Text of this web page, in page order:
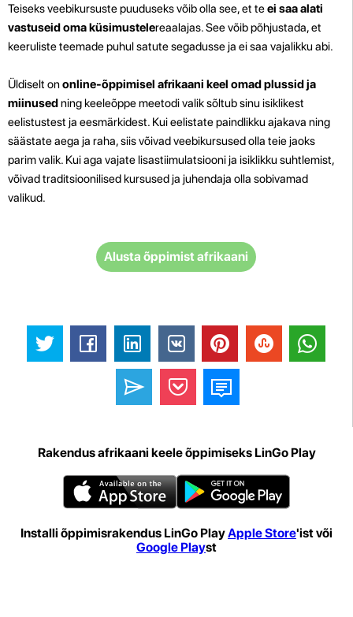
Teiseks veebikursuste puuduseks võib olla see, et teei saa alati
vastuseid oma küsimustelereaalajas. See võib põhjustada, et
keeruliste teemade puhul satute segadusse ja ei saa vajalikku abi.
Üldiselt ononline-õppimisel afrikaani keel omad plussid ja
miinusedning keeleõppe meetodi valik sõltub sinu isiklikest
eelistustest ja eesmärkidest. Kui eelistate paindlikku ajakava ning
säästate aega ja raha, siis võivad veebikursused olla teie jaoks
parim valik. Kui aga vajate lisastiimulatsiooni ja isiklikku suhtlemist,
võivad traditsioonilised kursused ja juhendaja olla sobivamad
valikud.
Alusta õppimist afrikaani
Rakendus afrikaani keele õppimiseks LinGo Play
Installi õppimisrakendus LinGo PlayApple Store'ist või
Google Playst